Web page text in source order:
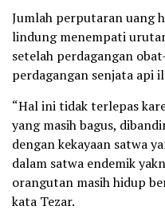
Jumlah perputaran uang
lindung menempati
setelah perdagangan
perdagangan senjata api
“Hal ini tidak terlepas
yang masih bagus,
dengan kekayaan satwa
dalam satwa endemik
orangutan masih hidup
kata Tezar.